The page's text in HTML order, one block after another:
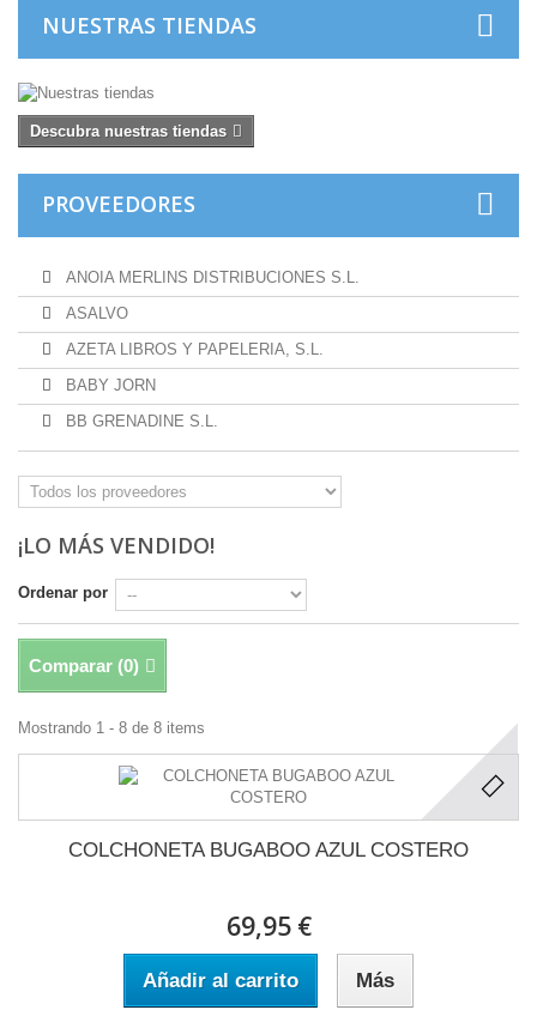
NUESTRAS TIENDAS
Descubra nuestras tiendas
PROVEEDORES
ANOIA MERLINS DISTRIBUCIONES S.L.
ASALVO
AZETA LIBROS Y PAPELERIA, S.L.
BABY JORN
BB GRENADINE S.L.
¡LO MÁS VENDIDO!
Ordenar por
Comparar (0)
Mostrando 1 - 8 de 8 items
COLCHONETA BUGABOO AZUL COSTERO
69,95 €
Añadir al carrito Más